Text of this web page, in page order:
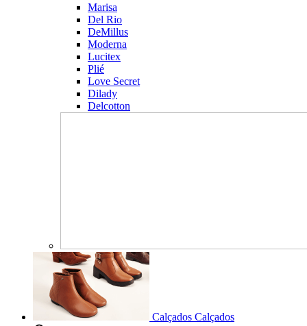
Marisa
Del Rio
DeMillus
Moderna
Lucitex
Plié
Love Secret
Dilady
Delcotton
Calçados Calçados